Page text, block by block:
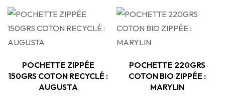
POCHETTE ZIPPÉE
150GRS COTON RECYCLÉ :
AUGUSTA
POCHETTE 220GRS
COTON BIO ZIPPÉE :
MARYLIN